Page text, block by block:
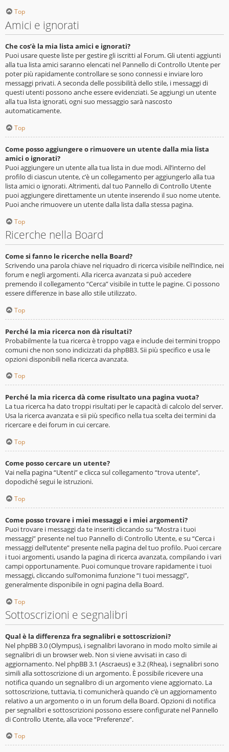
Top
Amici e ignorati
Che cos’è la mia lista amici e ignorati?
Puoi usare queste liste per gestire gli iscritti al Forum. Gli utenti aggiunti
alla tua lista amici saranno elencati nel Pannello di Controllo Utente per
poter più rapidamente controllare se sono connessi e inviare loro
messaggi privati. A seconda delle possibilità dello stile, i messaggi di
questi utenti possono anche essere evidenziati. Se aggiungi un utente
alla tua lista ignorati, ogni suo messaggio sarà nascosto
automaticamente.
Top
Come posso aggiungere o rimuovere un utente dalla mia lista
amici o ignorati?
Puoi aggiungere un utente alla tua lista in due modi. All’interno del
profilo di ciascun utente, c’è un collegamento per aggiungerlo alla tua
lista amici o ignorati. Altrimenti, dal tuo Pannello di Controllo Utente
puoi aggiungere direttamente un utente inserendo il suo nome utente.
Puoi anche rimuovere un utente dalla lista dalla stessa pagina.
Top
Ricerche nella Board
Come si fanno le ricerche nella Board?
Scrivendo una parola chiave nel riquadro di ricerca visibile nell’Indice, nei
forum e negli argomenti. Alla ricerca avanzata si può accedere
premendo il collegamento “Cerca” visibile in tutte le pagine. Ci possono
essere differenze in base allo stile utilizzato.
Top
Perché la mia ricerca non dà risultati?
Probabilmente la tua ricerca è troppo vaga e include dei termini troppo
comuni che non sono indicizzati da phpBB3. Sii più specifico e usa le
opzioni disponibili nella ricerca avanzata.
Top
Perché la mia ricerca dà come risultato una pagina vuota?
La tua ricerca ha dato troppi risultati per le capacità di calcolo del server.
Usa la ricerca avanzata e sii più specifico nella tua scelta dei termini da
ricercare e dei forum in cui cercare.
Top
Come posso cercare un utente?
Vai nella pagina “Utenti” e clicca sul collegamento “trova utente”,
dopodiché segui le istruzioni.
Top
Come posso trovare i miei messaggi e i miei argomenti?
Puoi trovare i messaggi da te inseriti cliccando su “Mostra i tuoi
messaggi” presente nel tuo Pannello di Controllo Utente, e su “Cerca i
messaggi dell’utente” presente nella pagina del tuo profilo. Puoi cercare
i tuoi argomenti, usando la pagina di ricerca avanzata, compilando i vari
campi opportunamente. Puoi comunque trovare rapidamente i tuoi
messaggi, cliccando sull’omonima funzione “I tuoi messaggi”,
generalmente disponibile in ogni pagina della Board.
Top
Sottoscrizioni e segnalibri
Qual è la differenza fra segnalibri e sottoscrizioni?
Nel phpBB 3.0 (Olympus), i segnalibri lavorano in modo molto simile ai
segnalibri di un browser web. Non si viene avvisati in caso di
aggiornamento. Nel phpBB 3.1 (Ascraeus) e 3.2 (Rhea), i segnalibri sono
simili alla sottoscrizione di un argomento. È possibile ricevere una
notifica quando un segnalibro di un argomento viene aggiornato. La
sottoscrizione, tuttavia, ti comunicherà quando c’è un aggiornamento
relativo a un argomento o in un forum della Board. Opzioni di notifica
per segnalibri e sottoscrizioni possono essere configurate nel Pannello
di Controllo Utente, alla voce “Preferenze”.
Top